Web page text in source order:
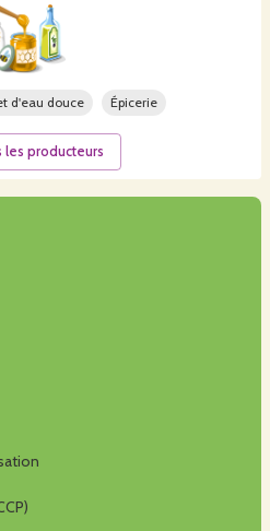
d'eau douce Épicerie
les producteurs